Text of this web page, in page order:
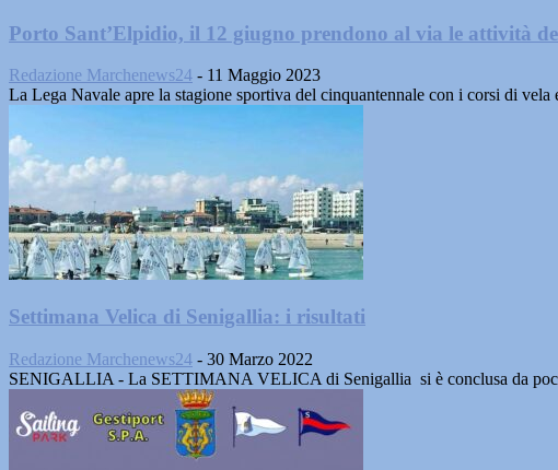
Porto Sant’Elpidio, il 12 giugno prendono al via le attività
Redazione Marchenews24 - 11 Maggio 2023
La Lega Navale apre la stagione sportiva del cinquantennale con i corsi di
Settimana Velica di Senigallia: i risultati
Redazione Marchenews24 - 30 Marzo 2022
SENIGALLIA - La SETTIMANA VELICA di Senigallia si è conclusa da